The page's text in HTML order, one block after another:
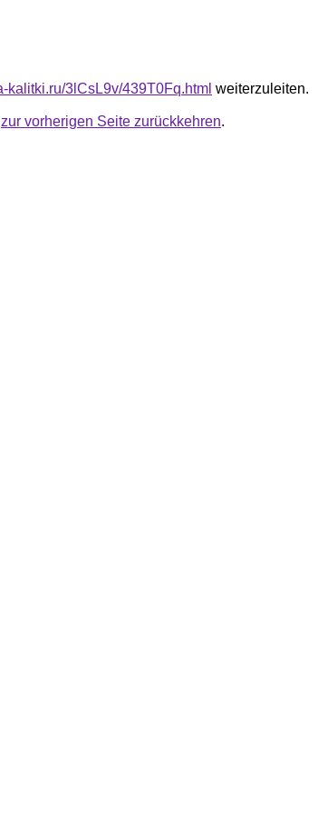
kalitki.ru/3lCsL9v/439T0Fq.html weiterzuleiten.
zur vorherigen Seite zurückkehren.